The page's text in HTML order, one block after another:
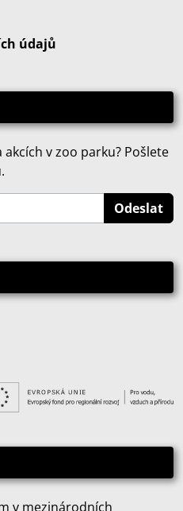
údajů
v zoo parku? Pošlete
v mezinárodních